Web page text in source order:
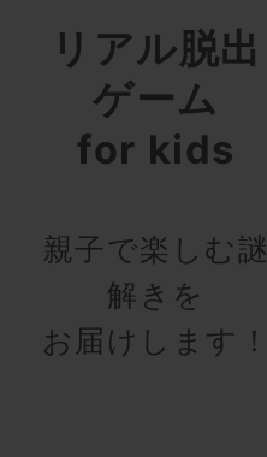
リアル脱出
ゲーム
for kids
親子で楽しむ謎
解きを
お届けします！